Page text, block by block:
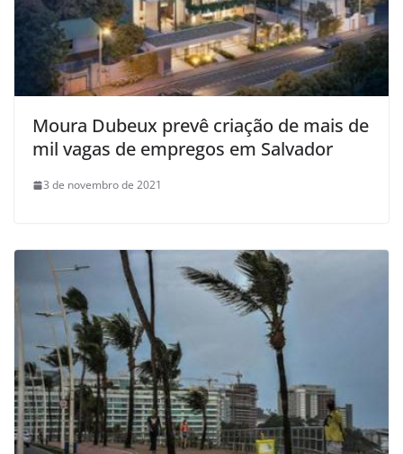
Moura Dubeux prevê criação de mais de
mil vagas de empregos em Salvador
3 de novembro de 2021